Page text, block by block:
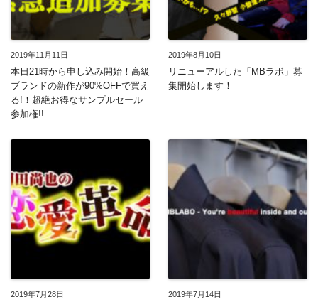
2019年11月11日
本日21時から申し込み開始！高級
ブランドの新作が90%OFFで買え
る!！超絶お得なサンプルセール
参加権!!
2019年8月10日
リニューアルした「MBラボ」募
集開始します！
2019年7月28日 2019年7月14日